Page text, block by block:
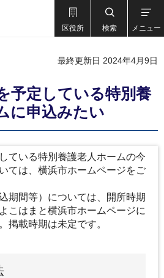
区役所 検索 メニュー
最終更新日 2024年4月9日
予定している特別養
に申込みたい
ている特別養護老人ホームの今
ては、横浜市ホームページをご
期間等）については、開所時期
こはまと横浜市ホームページに
掲載時期は未定です。